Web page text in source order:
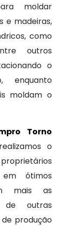
moldar
e madeiras,
como
outros
o
enquanto
moldam o
Torno
o
em ótimos
mais as
de outras
produção